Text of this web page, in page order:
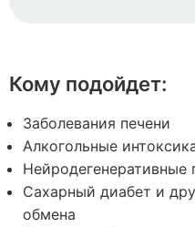
Кому подойдет:
Заболевания печени
Алкогольные
Нейродегенеративные
Сахарный диабет и
обмена